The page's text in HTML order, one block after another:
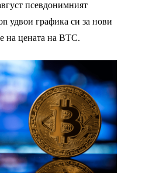
псевдонимният
удвои графика си за нови
на цената на BTC.